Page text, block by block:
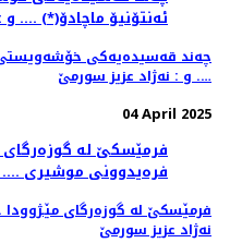
چه‌ند قه‌سیده‌یه‌كی خۆشه‌ویستی
…. و : نه‌ژاد عزیز سورمێ
04 April 2025
فرمێسكێ له‌ گوزه‌رگای
نه‌ژاد عزیز سورمێ